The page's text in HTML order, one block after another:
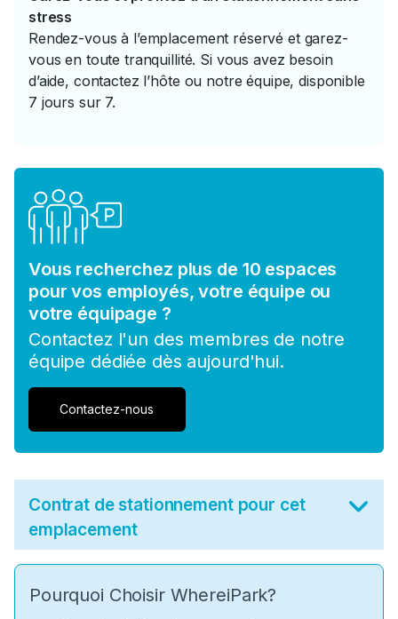
stress
Rendez-vous à l’emplacement réservé et garez-
vous en toute tranquillité. Si vous avez besoin
d’aide, contactez l’hôte ou notre équipe, disponible
7 jours sur 7.
Vous recherchez plus de 10 espaces
pour vos employés, votre équipe ou
votre équipage ?
Contactez l'un des membres de notre
équipe dédiée dès aujourd'hui.
Contactez-nous
Contrat de stationnement pour cet
emplacement
Pourquoi Choisir WhereiPark?